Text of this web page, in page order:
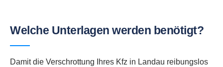
Welche Unterlagen werden benötigt?
Damit die Verschrottung Ihres Kfz in Landau reibungslos